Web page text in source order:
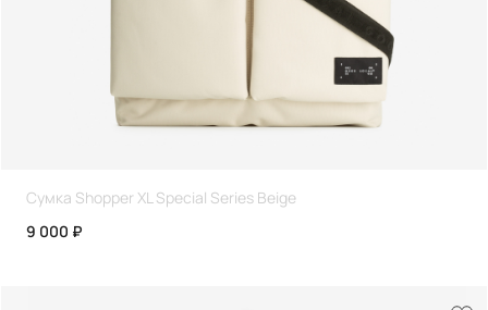
Сумка Shopper XL Special Series Beige
9 000 ₽